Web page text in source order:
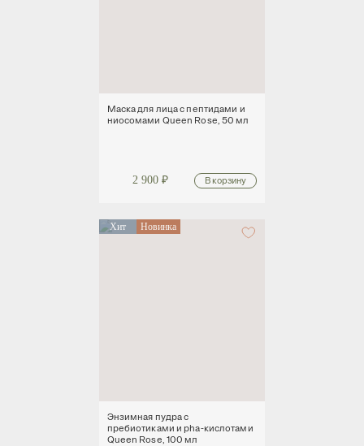
Маска для лица с пептидами и
ниосомами Queen Rose, 50 мл
2 900 ₽
Хит Новинка
Энзимная пудра с
пребиотиками и pha-кислотами
Queen Rose, 100 мл